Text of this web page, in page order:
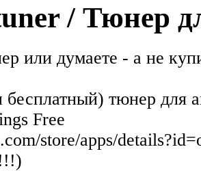
/ Тюнер
или думаете - а не
тюнер для
Free
store/apps/